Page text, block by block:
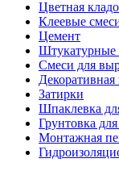
Цветная
Клеевые
Цемент
Штукатурные
Смеси для
Декоративная
Затирки
Шпаклевка
Грунтовка для
Монтажная